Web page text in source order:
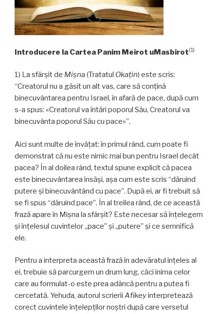
Introducere la Cartea Panim Meirot uMasbirot(1)
1) La sfârșit de Mișna(Tratatul Okaţin) este scris:
“Creatorul nu a găsit un alt vas, care să conțină
binecuvântarea pentru Israel, în afară de pace, după cum
s-a spus: «Creatorul va întări poporul Său, Creatorul va
binecuvânta poporul Său cu pace»”.
Aici sunt multe de învăţat: în primul rând, cum poate fi
demonstrat că nu este nimic mai bun pentru Israel decât
pacea? În al doilea rând, textul spune explicit că pacea
este binecuvântarea însăși, aşa cum este scris “dăruind
putere şi binecuvântând cu pace”. După ei, ar fi trebuit să
se fi spus “dăruind pace”. În al treilea rând, de ce această
frază apare în Mişna la sfârșit? Este necesar să înțelegem
şi înțelesul cuvintelor „pace” și „putere” și ce semnifică
ele.
Pentru a interpreta această frază în adevăratul înțeles al
ei, trebuie să parcurgem un drum lung, căci inima celor
care au formulat-o este prea adâncă pentru a putea fi
cercetată. Yehuda, autorul scrierii Afikeyinterpretează
corect cuvintele înţelepţilor noştri după care versetul